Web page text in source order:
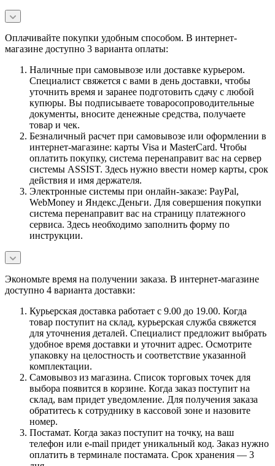
Оплачивайте покупки удобным способом. В интернет-
магазине доступно 3 варианта оплаты:
Наличные при самовывозе или доставке курьером.
Специалист свяжется с вами в день доставки, чтобы
уточнить время и заранее подготовить сдачу с любой
купюры. Вы подписываете товаросопроводительные
документы, вносите денежные средства, получаете
товар и чек.
Безналичный расчет при самовывозе или оформлении в
интернет-магазине: карты Visa и MasterCard. Чтобы
оплатить покупку, система перенаправит вас на сервер
системы ASSIST. Здесь нужно ввести номер карты, срок
действия и имя держателя.
Электронные системы при онлайн-заказе: PayPal,
WebMoney и Яндекс.Деньги. Для совершения покупки
система перенаправит вас на страницу платежного
сервиса. Здесь необходимо заполнить форму по
инструкции.
Экономьте время на получении заказа. В интернет-магазине
доступно 4 варианта доставки:
Курьерская доставка работает с 9.00 до 19.00. Когда
товар поступит на склад, курьерская служба свяжется
для уточнения деталей. Специалист предложит выбрать
удобное время доставки и уточнит адрес. Осмотрите
упаковку на целостность и соответствие указанной
комплектации.
Самовывоз из магазина. Список торговых точек для
выбора появится в корзине. Когда заказ поступит на
склад, вам придет уведомление. Для получения заказа
обратитесь к сотруднику в кассовой зоне и назовите
номер.
Постамат. Когда заказ поступит на точку, на ваш
телефон или e-mail придет уникальный код. Заказ нужно
оплатить в терминале постамата. Срок хранения — 3